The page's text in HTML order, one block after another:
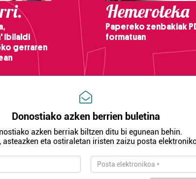
ibilaldi
gerraren
Hemeroteka
Papereko zenbakiak
formatuan
Donostiako azken berrien buletina
azken berriak biltzen ditu bi egunean behin.
asteazken eta ostiraletan iristen zaizu posta